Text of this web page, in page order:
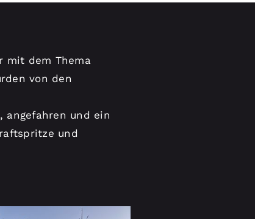
mit dem Thema
von den
angefahren und ein
und